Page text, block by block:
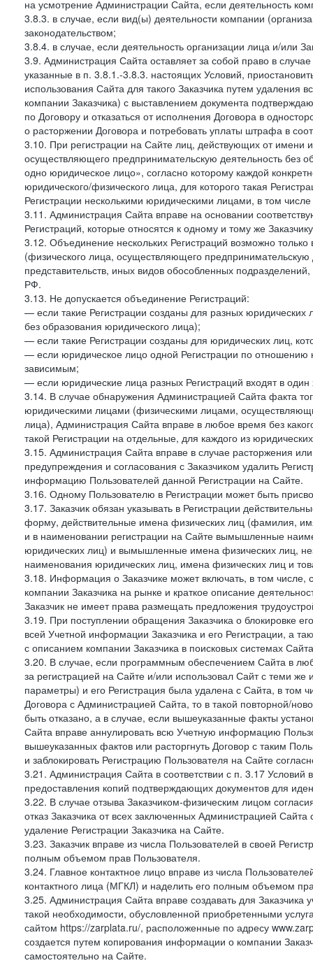
на усмотрение Администрации Сайта, если деятельность
3.8.3. в случае, если вид(ы) деятельности компании
законодательством;
3.8.4. в случае, если деятельность организации лица и/или
3.9. Администрация Сайта оставляет за собой право в
указанные в п. 3.8.1.-3.8.3. настоящих Условий,
использования Сайта для такого Заказчика путем
компании Заказчика) с выставлением документа
по Договору и отказаться от исполнения Договора в
о расторжении Договора и потребовать уплаты штрафа в
3.10. При регистрации на Сайте лиц, действующих от имени
осуществляющего предпринимательскую деятельность без
одно юридическое лицо», согласно которому каждой
юридического/физического лица, для которого такая
Регистрации несколькими юридическими лицами, в том
3.11. Администрация Сайта вправе на основании
Регистраций, которые относятся к одному и тому же
3.12. Объединение нескольких Регистраций возможно
(физического лица, осуществляющего
представительств, иных видов обособленных
РФ.
3.13. Не допускается объединение Регистраций:
— если такие Регистрации созданы для разных
без образования юридического лица);
— если такие Регистрации созданы для юридических лиц,
— если юридическое лицо одной Регистрации по отношению
зависимым;
— если юридические лица разных Регистраций входят в
3.14. В случае обнаружения Администрацией Сайта факта
юридическими лицами (физическими лицами,
лица), Администрация Сайта вправе в любое время без
такой Регистрации на отдельные, для каждого из
3.15. Администрация Сайта вправе в случае расторжения
предупреждения и согласования с Заказчиком удалить
информацию Пользователей данной Регистрации на Сайте.
3.16. Одному Пользователю в Регистрации может быть
3.17. Заказчик обязан указывать в Регистрации
форму, действительные имена физических лиц (фамилия,
и в наименовании регистрации на Сайте вымышленные
юридических лиц) и вымышленные имена физических лиц,
наименования юридических лиц, имена физических лиц и
3.18. Информация о Заказчике может включать, в том
компании Заказчика на рынке и краткое описание
Заказчик не имеет права размещать предложения
3.19. При поступлении обращения Заказчика о блокировке
всей Учетной информации Заказчика и его Регистрации, а
с описанием компании Заказчика в поисковых системах
3.20. В случае, если программным обеспечением Сайта в
за регистрацией на Сайте и/или использовал Сайт с теми
параметры) и его Регистрация была удалена с Сайта, в том
Договора с Администрацией Сайта, то в такой повторной/
быть отказано, а в случае, если вышеуказанные факты
Сайта вправе аннулировать всю Учетную информацию
вышеуказанных фактов или расторгнуть Договор с таким
и заблокировать Регистрацию Пользователя на Сайте
3.21. Администрация Сайта в соответствии с п. 3.17 Условий
предоставления копий подтверждающих документов для
3.22. В случае отзыва Заказчиком-физическим лицом
отказ Заказчика от всех заключенных Администрацией
удаление Регистрации Заказчика на Сайте.
3.23. Заказчик вправе из числа Пользователей в своей
полным объемом прав Пользователя.
3.24. Главное контактное лицо вправе из числа
контактного лица (МГКЛ) и наделить его полным объемом
3.25. Администрация Сайта вправе создавать для
такой необходимости, обусловленной приобретенными
сайтом https://zarplata.ru/, расположенные по адресу
создается путем копирования информации о компании
самостоятельно на Сайте.